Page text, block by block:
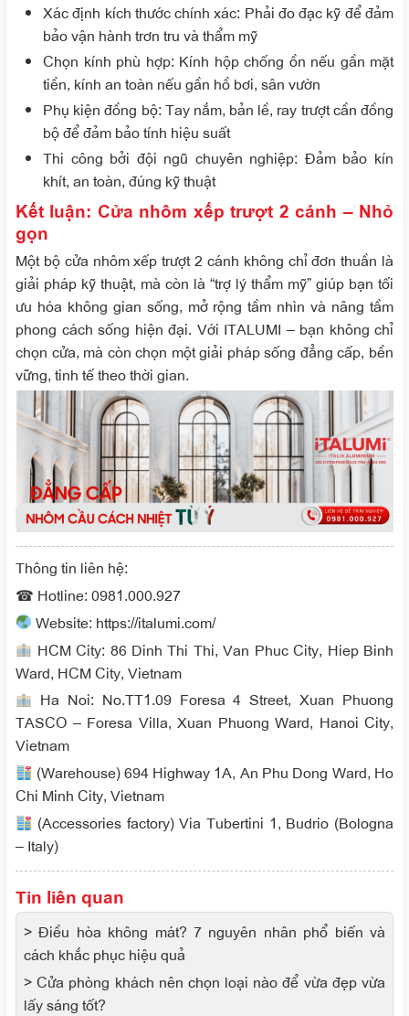
Xác định kích thước chính xác: Phải đo đạc kỹ để đảm
bảo vận hành trơn tru và thẩm mỹ
Chọn kính phù hợp: Kính hộp chống ồn nếu gần mặt
tiền, kính an toàn nếu gần hồ bơi, sân vườn
Phụ kiện đồng bộ: Tay nắm, bản lề, ray trượt cần đồng
bộ để đảm bảo tính hiệu suất
Thi công bởi đội ngũ chuyên nghiệp: Đảm bảo kín
khít, an toàn, đúng kỹ thuật
Kết luận: Cửa nhôm xếp trượt 2 cánh – Nhỏ
gọn
Một bộ cửa nhôm xếp trượt 2 cánh không chỉ đơn thuần là
giải pháp kỹ thuật, mà còn là “trợ lý thẩm mỹ” giúp bạn tối
ưu hóa không gian sống, mở rộng tầm nhìn và nâng tầm
phong cách sống hiện đại. Với ITALUMI – bạn không chỉ
chọn cửa, mà còn chọn một giải pháp sống đẳng cấp, bền
vững, tinh tế theo thời gian.
Thông tin liên hệ:
☎ Hotline: 0981.000.927
Website: https://italumi.com/
HCM City: 86 Dinh Thi Thi, Van Phuc City, Hiep Binh
Ward, HCM City, Vietnam
Ha Noi: No.TT1.09 Foresa 4 Street, Xuan Phuong
TASCO – Foresa Villa, Xuan Phuong Ward, Hanoi City,
Vietnam
(Warehouse) 694 Highway 1A, An Phu Dong Ward, Ho
Chi Minh City, Vietnam
(Accessories factory) Via Tubertini 1, Budrio (Bologna
– Italy)
Tin liên quan
> Điều hòa không mát? 7 nguyên nhân phổ biến và
cách khắc phục hiệu quả
> Cửa phòng khách nên chọn loại nào để vừa đẹp vừa
lấy sáng tốt?